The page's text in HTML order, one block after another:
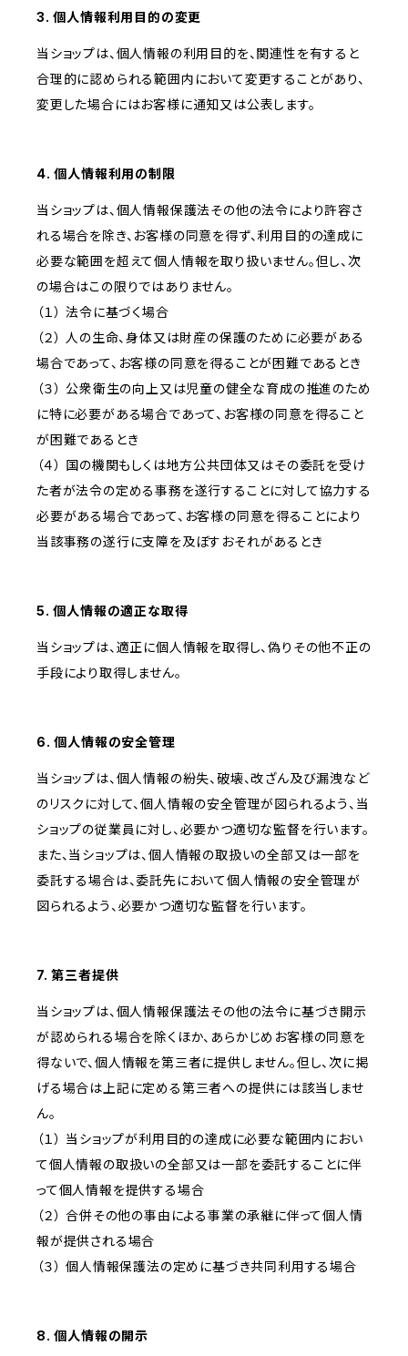
3. 個人情報利用目的の変更
当ショップは、個人情報の利用目的を、関連性を有すると
合理的に認められる範囲内において変更することがあり、
変更した場合にはお客様に通知又は公表します。
4. 個人情報利用の制限
当ショップは、個人情報保護法その他の法令により許容さ
れる場合を除き、お客様の同意を得ず、利用目的の達成に
必要な範囲を超えて個人情報を取り扱いません。但し、次
の場合はこの限りではありません。
（１） 法令に基づく場合
（２） 人の生命、身体又は財産の保護のために必要がある
場合であって、お客様の同意を得ることが困難であるとき
（３） 公衆衛生の向上又は児童の健全な育成の推進のため
に特に必要がある場合であって、お客様の同意を得ること
が困難であるとき
（４） 国の機関もしくは地方公共団体又はその委託を受け
た者が法令の定める事務を遂行することに対して協力する
必要がある場合であって、お客様の同意を得ることにより
当該事務の遂行に支障を及ぼすおそれがあるとき
5. 個人情報の適正な取得
当ショップは、適正に個人情報を取得し、偽りその他不正の
手段により取得しません。
6. 個人情報の安全管理
当ショップは、個人情報の紛失、破壊、改ざん及び漏洩など
のリスクに対して、個人情報の安全管理が図られるよう、当
ショップの従業員に対し、必要かつ適切な監督を行います。
また、当ショップは、個人情報の取扱いの全部又は一部を
委託する場合は、委託先において個人情報の安全管理が
図られるよう、必要かつ適切な監督を行います。
7. 第三者提供
当ショップは、個人情報保護法その他の法令に基づき開示
が認められる場合を除くほか、あらかじめお客様の同意を
得ないで、個人情報を第三者に提供しません。但し、次に掲
げる場合は上記に定める第三者への提供には該当しませ
ん。
（１） 当ショップが利用目的の達成に必要な範囲内におい
て個人情報の取扱いの全部又は一部を委託することに伴
って個人情報を提供する場合
（２） 合併その他の事由による事業の承継に伴って個人情
報が提供される場合
（３） 個人情報保護法の定めに基づき共同利用する場合
8. 個人情報の開示